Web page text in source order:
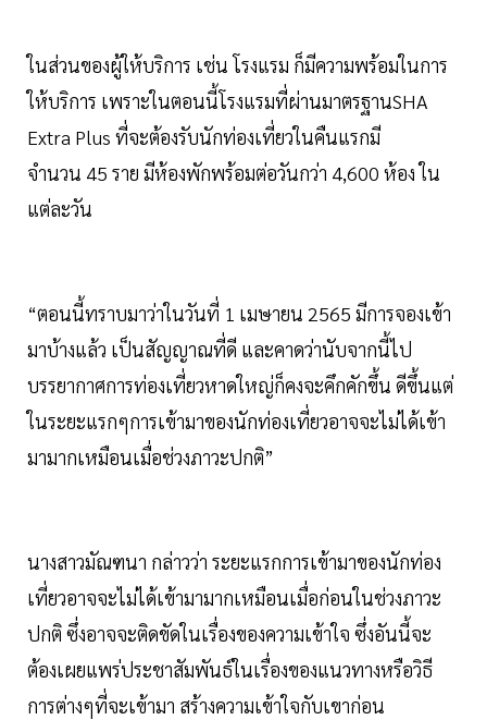
ในส่วนของผู้ให้บริการ เช่น โรงแรม ก็มีความพร้อมในการ
ให้บริการ เพราะในตอนนี้โรงแรมที่ผ่านมาตรฐานSHA
Extra Plus ที่จะต้องรับนักท่องเที่ยวในคืนแรกมี
จำนวน 45 ราย มีห้องพักพร้อมต่อวันกว่า 4,600 ห้อง ใน
แต่ละวัน
“ตอนนี้ทราบมาว่าในวันที่ 1 เมษายน 2565 มีการจองเข้า
มาบ้างแล้ว เป็นสัญญาณที่ดี และคาดว่านับจากนี้ไป
บรรยากาศการท่องเที่ยวหาดใหญ่ก็คงจะคึกคักขึ้น ดีขึ้นแต่
ในระยะแรกๆการเข้ามาของนักท่องเที่ยวอาจจะไม่ได้เข้า
มามากเหมือนเมื่อช่วงภาวะปกติ”
นางสาวมัณฑนา กล่าวว่า ระยะแรกการเข้ามาของนักท่อง
เที่ยวอาจจะไม่ได้เข้ามามากเหมือนเมื่อก่อนในช่วงภาวะ
ปกติ ซึ่งอาจจะติดขัดในเรื่องของความเข้าใจ ซึ่งอันนี้จะ
ต้องเผยแพร่ประชาสัมพันธ์ในเรื่องของแนวทางหรือวิธี
การต่างๆที่จะเข้ามา สร้างความเข้าใจกับเขาก่อน